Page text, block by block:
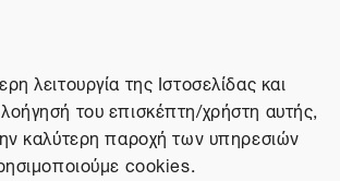
λειτουργία της Ιστοσελίδας και
του επισκέπτη/χρήστη αυτής,
καλύτερη παροχή των υπηρεσιών
cookies.